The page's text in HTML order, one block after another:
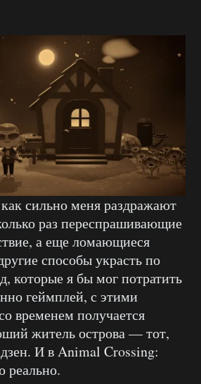
сильно меня раздражают
раз переспрашивающие
а еще ломающиеся
способы украсть по
которые я бы мог потратить
геймплей, с этими
временем получается
житель острова — тот,
И в Animal Crossing:
реально.